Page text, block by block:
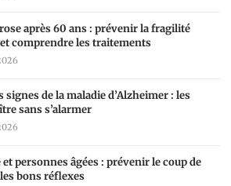
après 60 ans : prévenir la fragilité
comprendre les traitements
signes de la maladie d’Alzheimer : les
sans s’alarmer
et personnes âgées : prévenir le coup de
bons réflexes